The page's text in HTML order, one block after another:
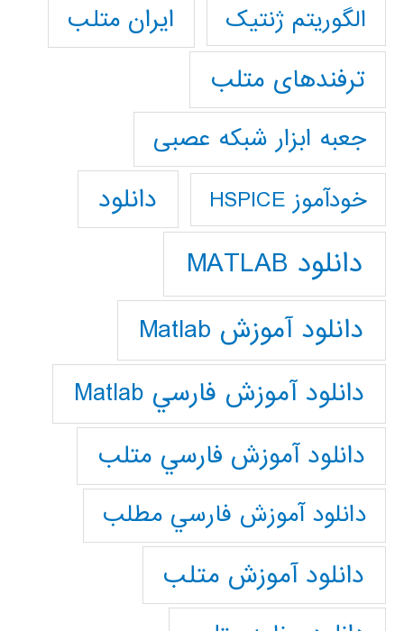
الگوریتم ژنتیک
ایران متلب
ترفندهای متلب
جعبه ابزار شبکه عصبی
خودآموز HSPICE دانلود
دانلود MATLAB
دانلود آموزش Matlab
دانلود آموزش فارسي Matlab
دانلود آموزش فارسي متلب
دانلود آموزش فارسي مطلب
دانلود آموزش متلب